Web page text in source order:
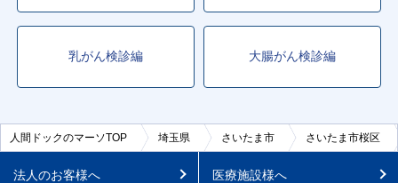
乳がん検診編 大腸がん検診編
人間ドックのマーソTOP 埼玉県 さいたま市 さいたま市桜区
法人のお客様へ 医療施設様へ